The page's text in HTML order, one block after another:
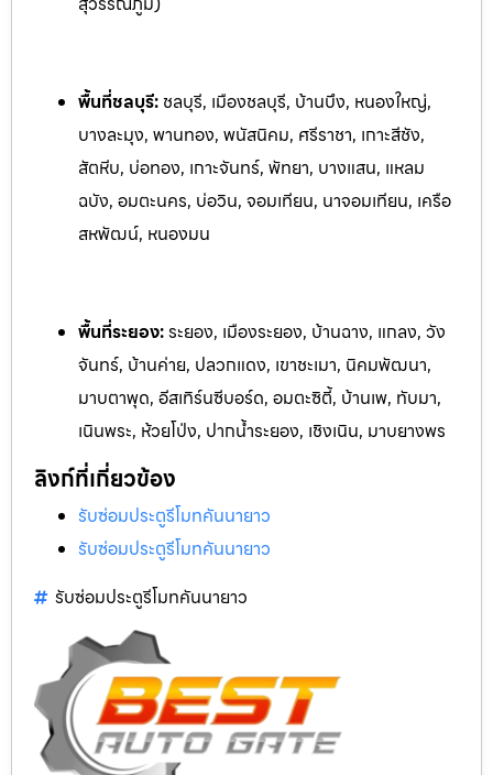
พื้นที่ชลบุรี: ชลบุรี, เมืองชลบุรี, บ้านบึง, หนองใหญ่,
บางละมุง, พานทอง, พนัสนิคม, ศรีราชา, เกาะสีชัง,
สัตหีบ, บ่อทอง, เกาะจันทร์, พัทยา, บางแสน, แหลม
ฉบัง, อมตะนคร, บ่อวิน, จอมเทียน, นาจอมเทียน, เครือ
สหพัฒน์, หนองมน
พื้นที่ระยอง:ระยอง, เมืองระยอง, บ้านฉาง, แกลง, วัง
จันทร์, บ้านค่าย, ปลวกแดง, เขาชะเมา, นิคมพัฒนา,
มาบตาพุด, อีสเทิร์นซีบอร์ด, อมตะซิตี้, บ้านเพ, ทับมา,
เนินพระ, ห้วยโป่ง, ปากน้ำระยอง, เชิงเนิน, มาบยางพร
ลิงก์ที่เกี่ยวข้อง
รับซ่อมประตูรีโมทคันนายาว
รับซ่อมประตูรีโมทคันนายาว
รับซ่อมประตูรีโมทคันนายาว